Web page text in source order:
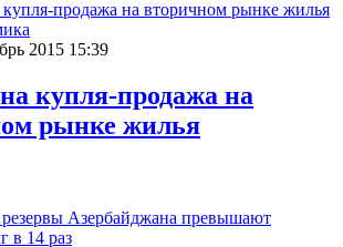
2015 15:39
купля-продажа на
рынке жилья